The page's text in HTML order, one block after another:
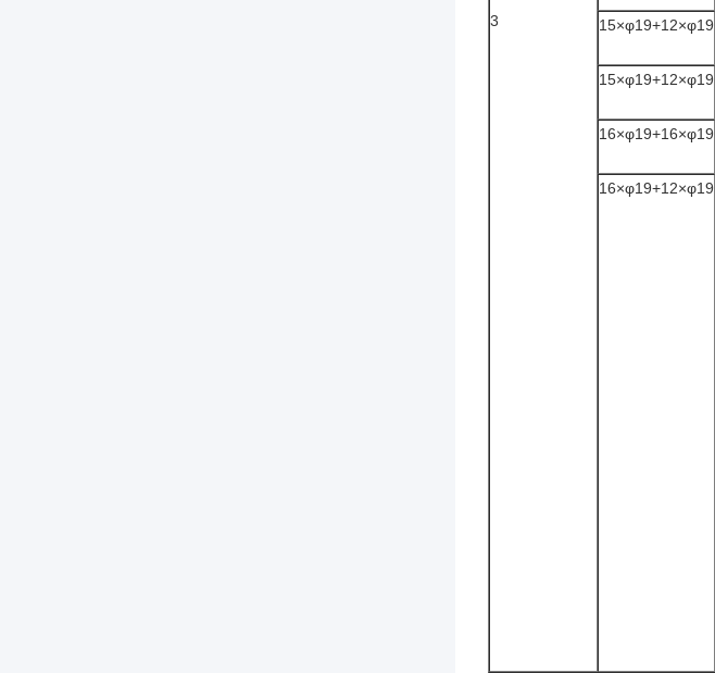
3 15×φ19+12×φ19
15×φ19+12×φ19
16×φ19+16×φ19
16×φ19+12×φ19